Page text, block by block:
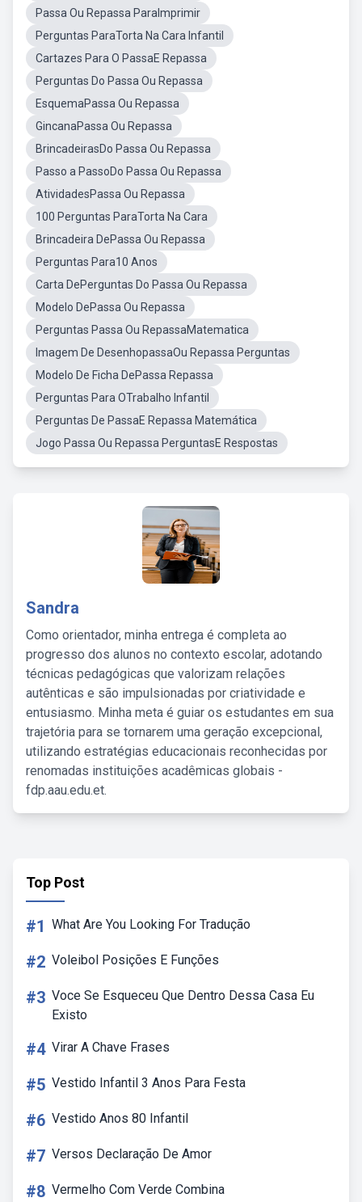
Passa Ou Repassa ParaImprimir
Perguntas ParaTorta Na Cara Infantil
Cartazes Para O PassaE Repassa
Perguntas Do Passa Ou Repassa
EsquemaPassa Ou Repassa
GincanaPassa Ou Repassa
BrincadeirasDo Passa Ou Repassa
Passo a PassoDo Passa Ou Repassa
AtividadesPassa Ou Repassa
100 Perguntas ParaTorta Na Cara
Brincadeira DePassa Ou Repassa
Perguntas Para10 Anos
Carta DePerguntas Do Passa Ou Repassa
Modelo DePassa Ou Repassa
Perguntas Passa Ou RepassaMatematica
Imagem De DesenhopassaOu Repassa Perguntas
Modelo De Ficha DePassa Repassa
Perguntas Para OTrabalho Infantil
Perguntas De PassaE Repassa Matemática
Jogo Passa Ou Repassa PerguntasE Respostas
Sandra
Como orientador, minha entrega é completa ao
progresso dos alunos no contexto escolar, adotando
técnicas pedagógicas que valorizam relações
autênticas e são impulsionadas por criatividade e
entusiasmo. Minha meta é guiar os estudantes em sua
trajetória para se tornarem uma geração excepcional,
utilizando estratégias educacionais reconhecidas por
renomadas instituições acadêmicas globais -
fdp.aau.edu.et.
Top Post
#1 What Are You Looking For Tradução
#2 Voleibol Posições E Funções
#3 Voce Se Esqueceu Que Dentro Dessa Casa Eu
Existo
#4 Virar A Chave Frases
#5 Vestido Infantil 3 Anos Para Festa
#6 Vestido Anos 80 Infantil
#7 Versos Declaração De Amor
#8 Vermelho Com Verde Combina